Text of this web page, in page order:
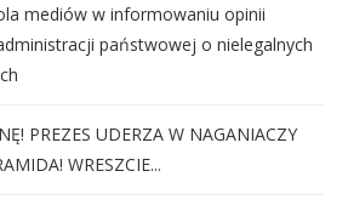
mediów w informowaniu opinii
państwowej o nielegalnych
PREZES UDERZA W NAGANIACZY
WRESZCIE...